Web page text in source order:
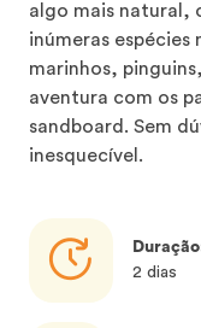
algo mais natural,
inúmeras
marinhos,
aventura com os
sandboard. Sem
inesquecível.
2 dias